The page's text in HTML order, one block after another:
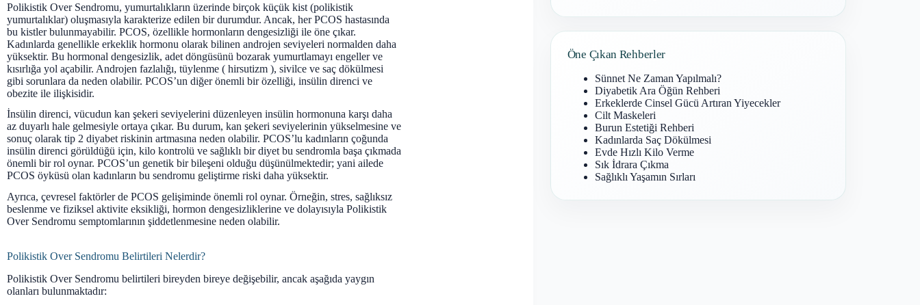
Polikistik Over Sendromu, yumurtalıkların üzerinde birçok küçük kist (polikistik
yumurtalıklar) oluşmasıyla karakterize edilen bir durumdur. Ancak, her PCOS hastasında
bu kistler bulunmayabilir. PCOS, özellikle hormonların dengesizliği ile öne çıkar.
Kadınlarda genellikle erkeklik hormonu olarak bilinen androjen seviyeleri normalden daha
yüksektir. Bu hormonal dengesizlik, adet döngüsünü bozarak yumurtlamayı engeller ve
kısırlığa yol açabilir. Androjen fazlalığı, tüylenme ( hirsutizm ), sivilce ve saç dökülmesi
gibi sorunlara da neden olabilir. PCOS’un diğer önemli bir özelliği, insülin direnci ve
obezite ile ilişkisidir.
İnsülin direnci, vücudun kan şekeri seviyelerini düzenleyen insülin hormonuna karşı daha
az duyarlı hale gelmesiyle ortaya çıkar. Bu durum, kan şekeri seviyelerinin yükselmesine ve
sonuç olarak tip 2 diyabet riskinin artmasına neden olabilir. PCOS’lu kadınların çoğunda
insülin direnci görüldüğü için, kilo kontrolü ve sağlıklı bir diyet bu sendromla başa çıkmada
önemli bir rol oynar. PCOS’un genetik bir bileşeni olduğu düşünülmektedir; yani ailede
PCOS öyküsü olan kadınların bu sendromu geliştirme riski daha yüksektir.
Ayrıca, çevresel faktörler de PCOS gelişiminde önemli rol oynar. Örneğin, stres, sağlıksız
beslenme ve fiziksel aktivite eksikliği, hormon dengesizliklerine ve dolayısıyla Polikistik
Over Sendromu semptomlarının şiddetlenmesine neden olabilir.
Polikistik Over Sendromu Belirtileri Nelerdir?
Polikistik Over Sendromu belirtileri bireyden bireye değişebilir, ancak aşağıda yaygın
olanları bulunmaktadır:
Öne Çıkan Rehberler
Sünnet Ne Zaman Yapılmalı?
Diyabetik Ara Öğün Rehberi
Erkeklerde Cinsel Gücü Artıran Yiyecekler
Cilt Maskeleri
Burun Estetiği Rehberi
Kadınlarda Saç Dökülmesi
Evde Hızlı Kilo Verme
Sık İdrara Çıkma
Sağlıklı Yaşamın Sırları